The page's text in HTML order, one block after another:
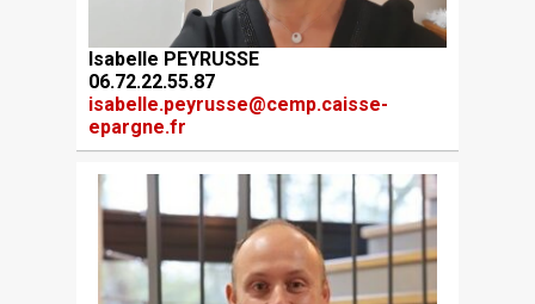
Isabelle PEYRUSSE
06.72.22.55.87
isabelle.peyrusse@cemp.caisse-
epargne.fr